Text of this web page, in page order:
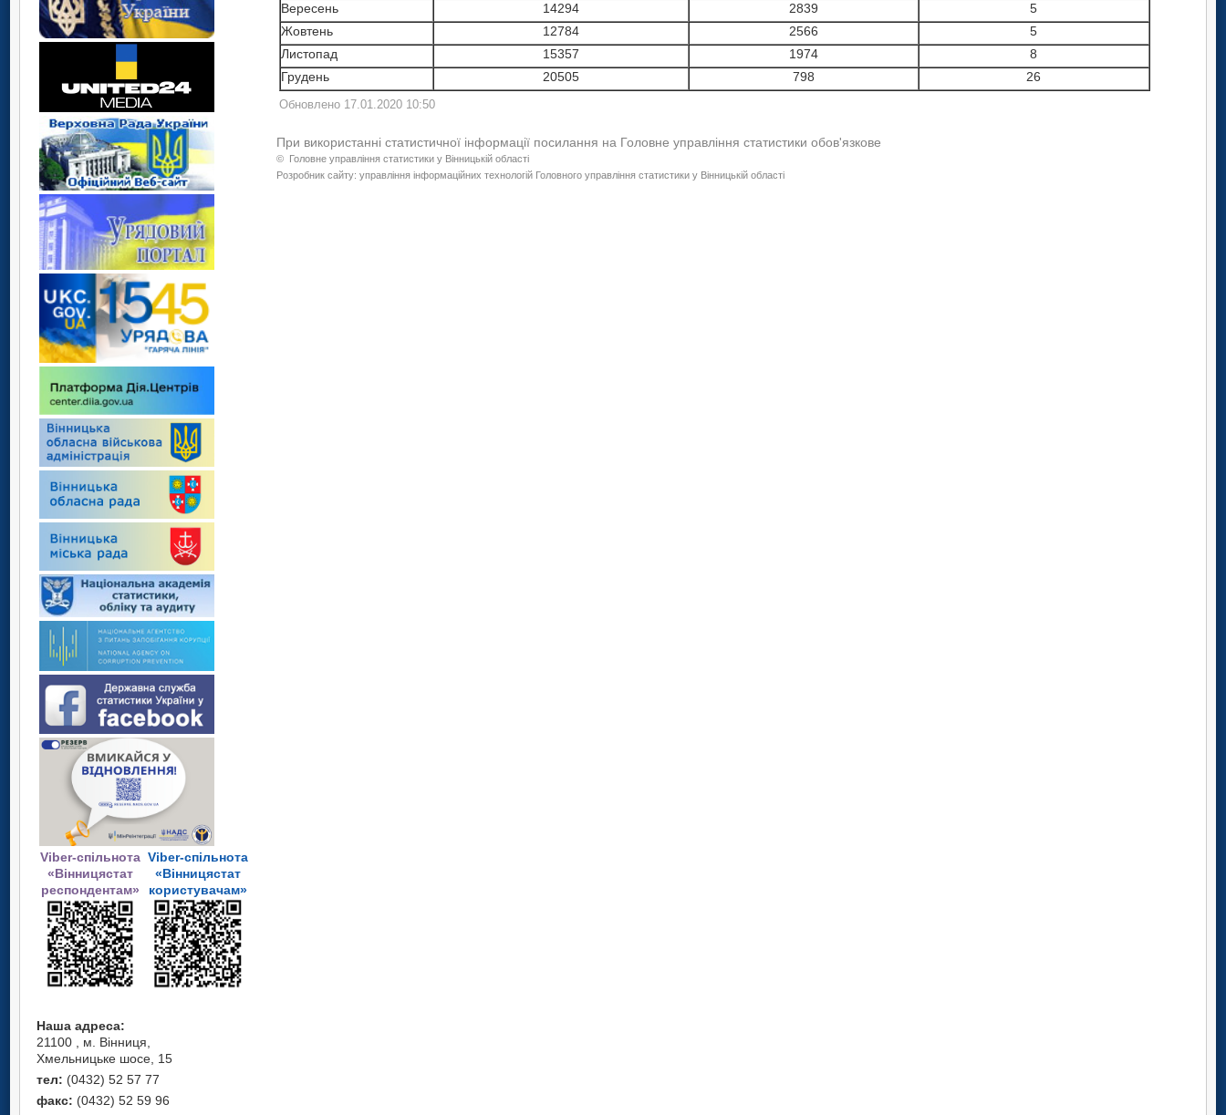
Viber-спільнота
«Вінницястат
респондентам»
Viber-спільнота
«Вінницястат
користувачам»
Наша адреса:
21100 , м. Вінниця,
Хмельницьке шосе, 15
тел: (0432) 52 57 77
факс: (0432) 52 59 96
Вересень
14294 2839
5
Жовтень
12784 2566
5
Листопад
15357 1974
8
Грудень
20505 798 26
Обновлено 17.01.2020 10:50
При використанні статистичної інформації посилання на Головне управління статистики обов'язкове
© Головне управління статистики у Вінницькій області
Розробник сайту: управління інформаційних технологій Головного управління статистики у Вінницькій області